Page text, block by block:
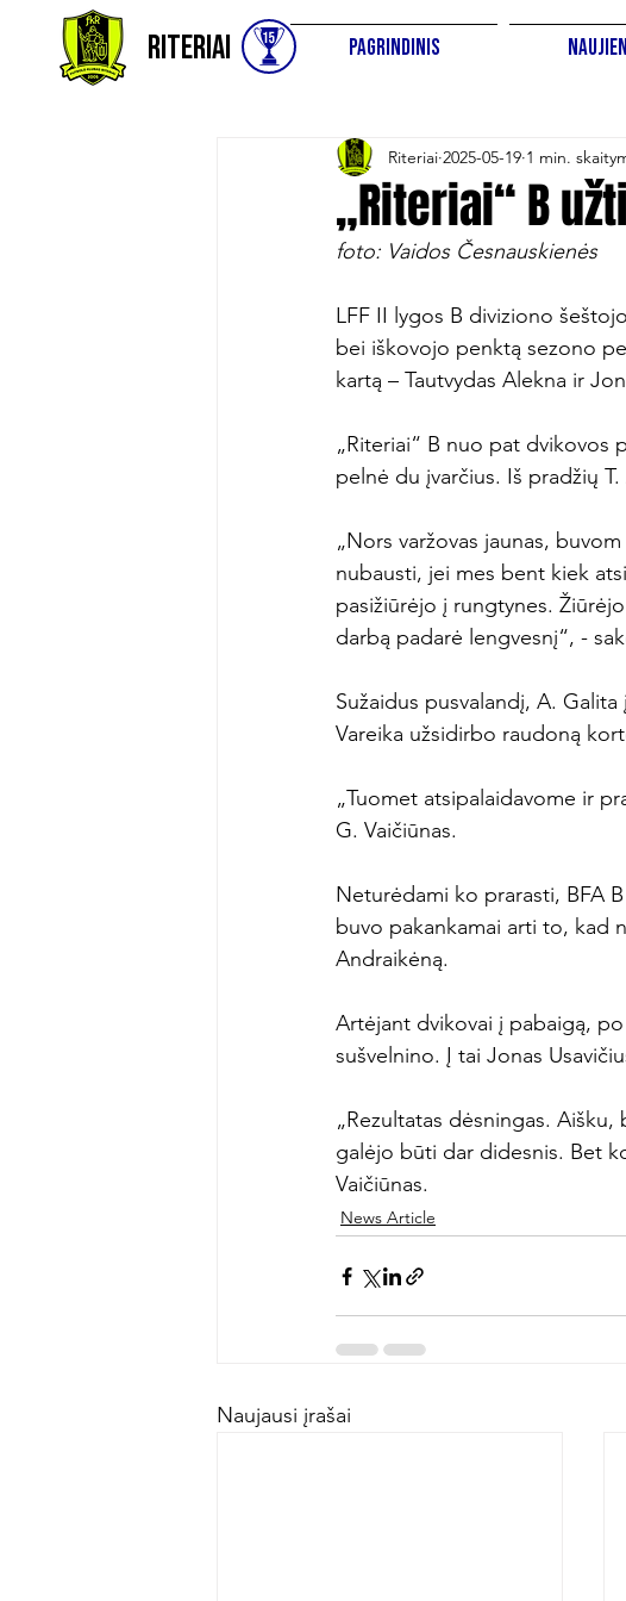
Riteriai Pagrindinis
„Riteriai“ B
Riteriai 2025-05-19 1 min.
foto: Vaidos Česnauskienės
LFF II lygos B diviziono
bei iškovojo penktą sezono
kartą – Tautvydas Alekna ir
„Riteriai“ B nuo pat dvikovos
pelnė du įvarčius. Iš pradžių
„Nors varžovas jaunas,
nubausti, jei mes bent kiek
pasižiūrėjo į rungtynes.
darbą padarė lengvesnį“, -
Sužaidus pusvalandį, A.
Vareika užsidirbo raudoną
„Tuomet atsipalaidavome ir
G. Vaičiūnas.
Neturėdami ko prarasti, BFA
buvo pakankamai arti to, kad
Andraikėną.
Artėjant dvikovai į pabaigą,
sušvelnino. Į tai Jonas
„Rezultatas dėsningas.
galėjo būti dar didesnis. Bet
Vaičiūnas.
News Article
Naujausi įrašai